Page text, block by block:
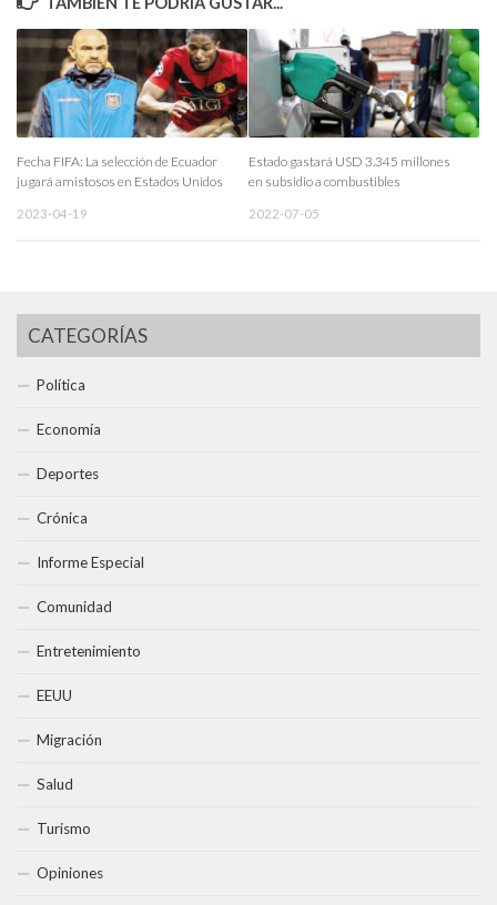
Fecha FIFA: La selección de Ecuador
jugará amistosos en Estados Unidos
2023-04-19
Estado gastará USD 3.345 millones
en subsidio a combustibles
2022-07-05
CATEGORÍAS
Política
Economía
Deportes
Crónica
Informe Especial
Comunidad
Entretenimiento
EEUU
Migración
Salud
Turismo
Opiniones